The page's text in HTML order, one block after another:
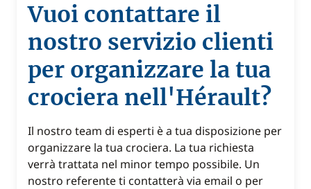
Vuoi contattare il
nostro servizio clienti
per organizzare la tua
crociera nell'Hérault?
Il nostro team di esperti è a tua disposizione per
organizzare la tua crociera. La tua richiesta
verrà trattata nel minor tempo possibile. Un
nostro referente ti contatterà via email o per